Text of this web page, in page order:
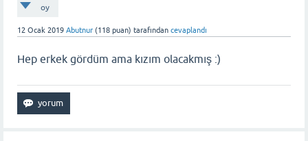
oy
12 Ocak 2019 Abutnur (118 puan) tarafından cevaplandı
Hep erkek gördüm ama kızım olacakmış :)